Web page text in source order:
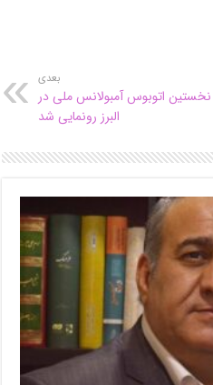
بعدی
نخستین اتوبوس آمبولانس ملی در
البرز رونمایی شد